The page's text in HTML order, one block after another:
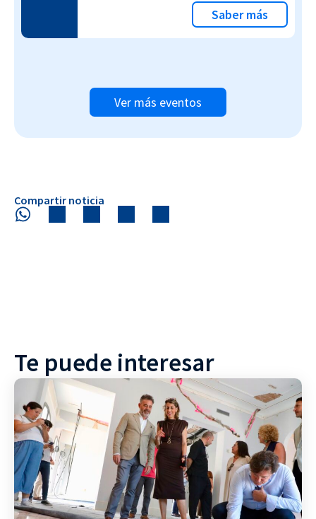
Saber más
Ver más eventos
Compartir noticia
Te puede interesar